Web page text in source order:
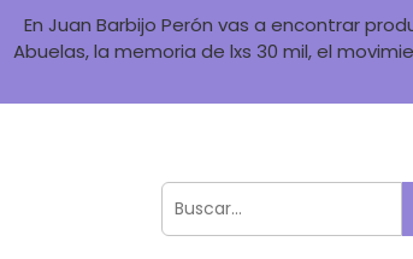
En Juan Barbijo Perón vas a encontrar
Abuelas, la memoria de lxs 30 mil, el